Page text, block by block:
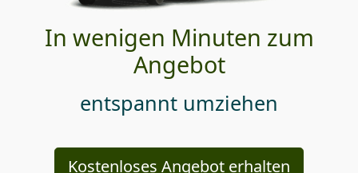
In wenigen Minuten zum
Angebot
entspannt umziehen
Kostenloses Angebot erhalten